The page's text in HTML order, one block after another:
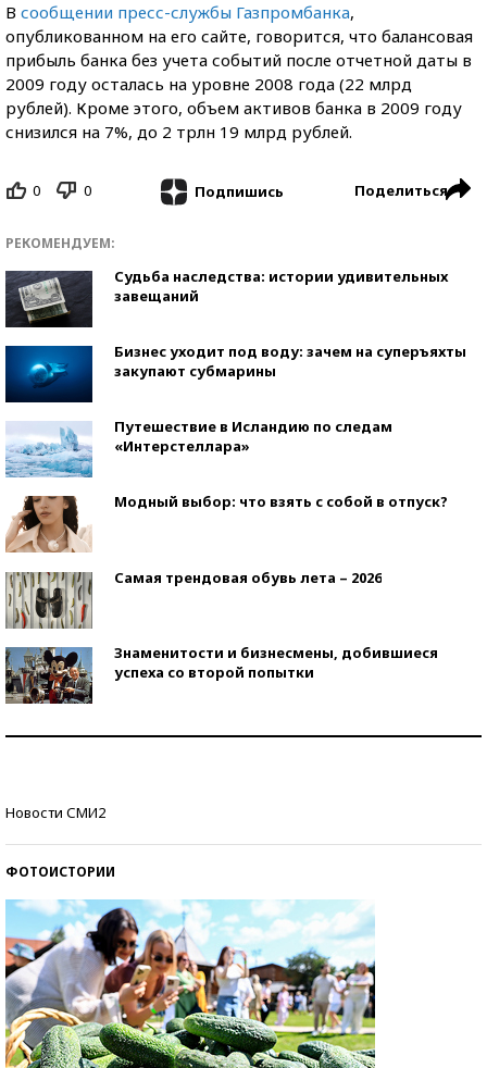
В сообщении пресс-службы Газпромбанка,
опубликованном на его сайте, говорится, что балансовая
прибыль банка без учета событий после отчетной даты в
2009 году осталась на уровне 2008 года (22 млрд
рублей). Кроме этого, объем активов банка в 2009 году
снизился на 7%, до 2 трлн 19 млрд рублей.
0 0 Подпишись Поделиться
РЕКОМЕНДУЕМ:
Судьба наследства: истории удивительных
завещаний
Бизнес уходит под воду: зачем на суперъяхты
закупают субмарины
Путешествие в Исландию по следам
«Интерстеллара»
Модный выбор: что взять с собой в отпуск?
Самая трендовая обувь лета – 2026
Знаменитости и бизнесмены, добившиеся
успеха со второй попытки
Новости СМИ2
ФОТОИСТОРИИ